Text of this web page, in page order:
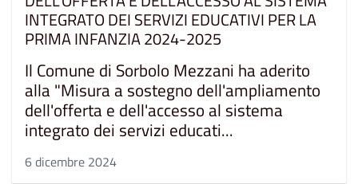
INTEGRATO DEI SERVIZI EDUCATIVI PER LA
PRIMA INFANZIA 2024-2025
Il Comune di Sorbolo Mezzani ha aderito
alla "Misura a sostegno dell'ampliamento
dell'offerta e dell'accesso al sistema
integrato dei servizi educati...
6 dicembre 2024